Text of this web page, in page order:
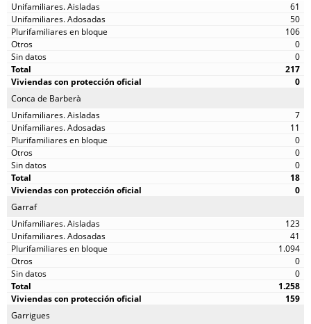
61
50
106
0
0
217
0
Conca de Barberà
7
11
0
0
0
18
0
Garraf
123
41
1.094
0
0
1.258
159
Garrigues